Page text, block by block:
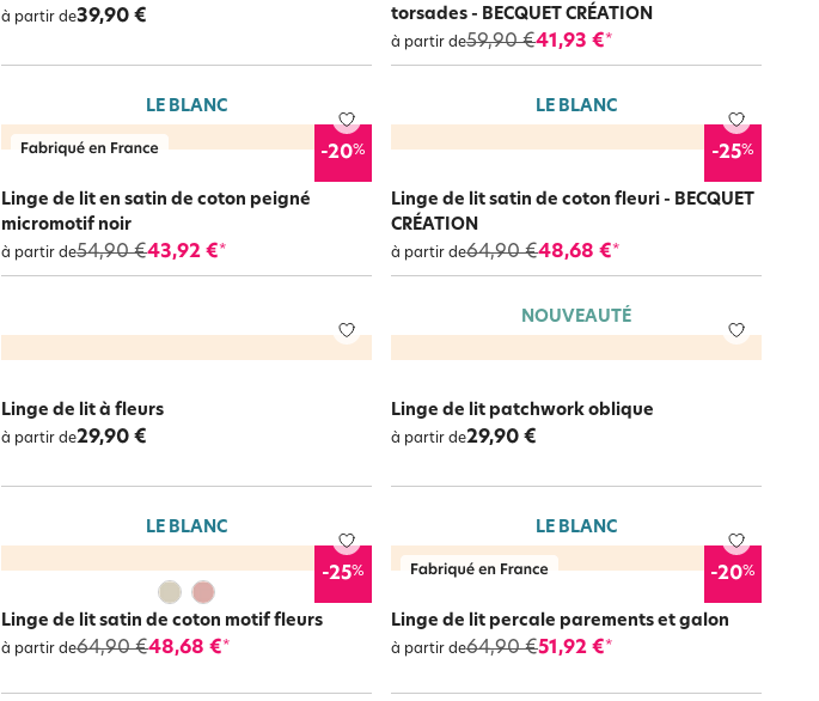
à partir de39,90 €
torsades - BECQUET CRÉATION
à partir de59,90 €41,93 €*
LE BLANC
-20%
Linge de lit en satin de coton peigné
micromotif noir
à partir de54,90 €43,92 €*
LE BLANC
-25%
Linge de lit satin de coton fleuri - BECQUET
CRÉATION
à partir de64,90 €48,68 €*
Linge de lit à fleurs
à partir de29,90 €
NOUVEAUTÉ
Linge de lit patchwork oblique
à partir de29,90 €
LE BLANC
-25%
Linge de lit satin de coton motif fleurs
à partir de64,90 €48,68 €*
LE BLANC
-20%
Linge de lit percale parements et galon
à partir de64,90 €51,92 €*